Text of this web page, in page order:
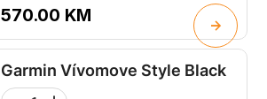
570.00 KM
Garmin Vívomove Style Black